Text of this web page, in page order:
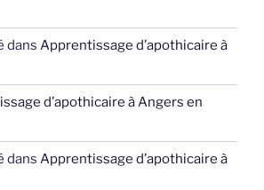
dans Apprentissage d’apothicaire à
d’apothicaire à Angers en
dans Apprentissage d’apothicaire à